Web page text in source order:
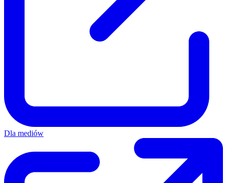
Dla mediów